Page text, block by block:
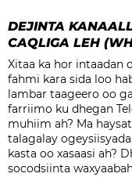
DEJINTA
CAQLIGA LEH
Xitaa ka hor intaadan
fahmi kara sida loo
lambar taageero oo
farriimo ku dhegan
muhiim ah? Ma
talagalay
kasta oo xasaasi ah?
socodsiinta